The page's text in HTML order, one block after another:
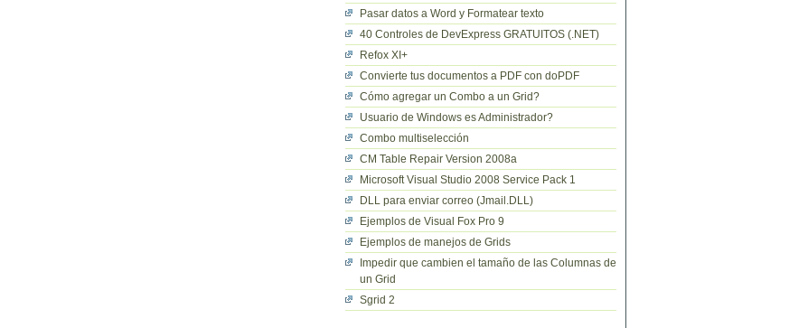
Pasar datos a Word y Formatear texto
40 Controles de DevExpress GRATUITOS (.NET)
Refox XI+
Convierte tus documentos a PDF con doPDF
Cómo agregar un Combo a un Grid?
Usuario de Windows es Administrador?
Combo multiselección
CM Table Repair Version 2008a
Microsoft Visual Studio 2008 Service Pack 1
DLL para enviar correo (Jmail.DLL)
Ejemplos de Visual Fox Pro 9
Ejemplos de manejos de Grids
Impedir que cambien el tamaño de las Columnas de
un Grid
Sgrid 2